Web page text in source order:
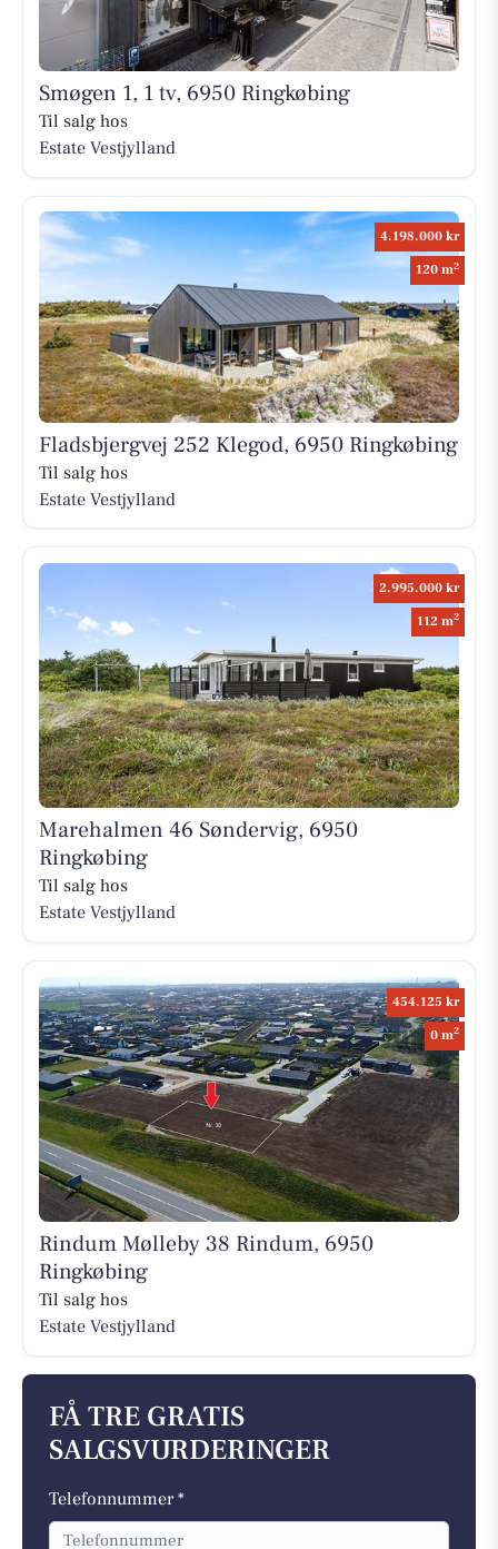
Smøgen 1, 1 tv, 6950 Ringkøbing
Til salg hos
Estate Vestjylland
4.198.000 kr
120 m2
Fladsbjergvej 252 Klegod, 6950 Ringkøbing
Til salg hos
Estate Vestjylland
2.995.000 kr
112 m2
Marehalmen 46 Søndervig, 6950
Ringkøbing
Til salg hos
Estate Vestjylland
454.125 kr
0 m2
Rindum Mølleby 38 Rindum, 6950
Ringkøbing
Til salg hos
Estate Vestjylland
FÅ TRE GRATIS
SALGSVURDERINGER
Telefonnummer *